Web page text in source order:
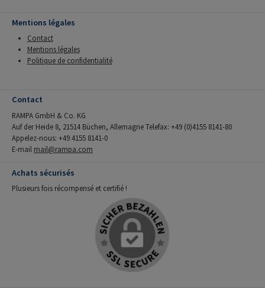
Mentions légales
Contact
Mentions légales
Politique de confidentialité
Contact
RAMPA GmbH & Co. KG
Auf der Heide 8, 21514 Büchen, Allemagne Telefax: +49 (0)4155 8141-80
Appelez-nous: +49 4155 8141-0
E-mail mail@rampa.com
Achats sécurisés
Plusieurs fois récompensé et certifié !